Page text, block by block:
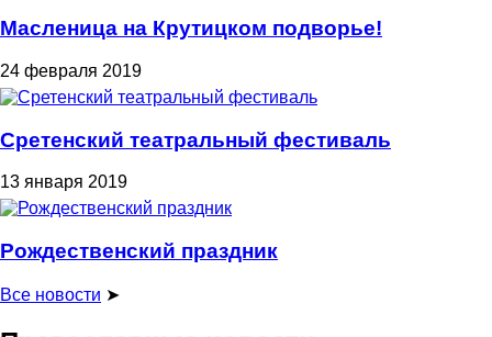
Масленица на Крутицком подворье!
24 февраля 2019
Сретенский театральный фестиваль
13 января 2019
Рождественский праздник
Все новости ➤